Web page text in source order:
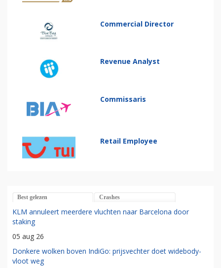
Commercial Director
Revenue Analyst
Commissaris
Retail Employee
Best gelezen Crashes
KLM annuleert meerdere vluchten naar Barcelona door
staking
05 aug 26
Donkere wolken boven IndiGo: prijsvechter doet widebody-
vloot weg